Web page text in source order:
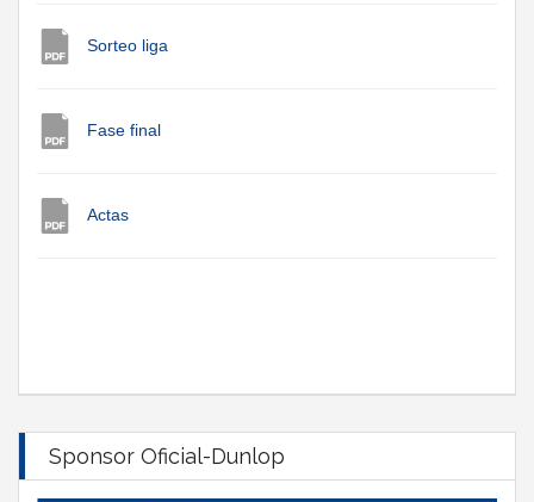
Sorteo liga
Fase final
Actas
Sponsor Oficial-Dunlop